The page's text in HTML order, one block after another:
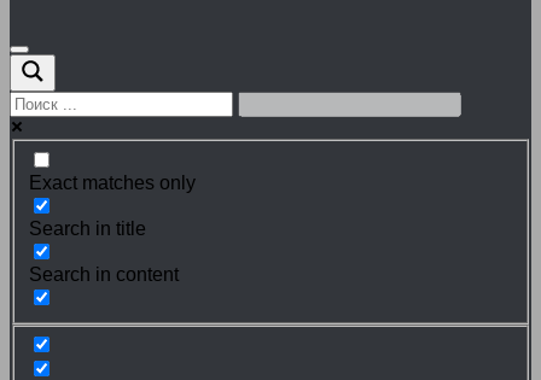
Exact matches only
Search in title
Search in content